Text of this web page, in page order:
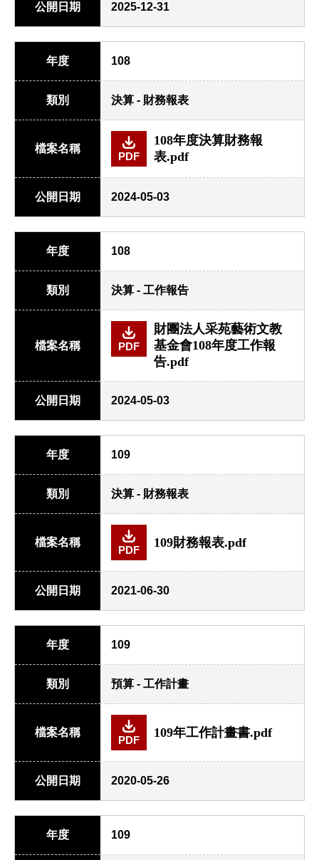
公開日期 2025-12-31
年度 108
類別 決算 - 財務報表
檔案名稱
PDF
108年度決算財務報
表.pdf
公開日期 2024-05-03
年度 108
類別 決算 - 工作報告
檔案名稱 PDF
財團法人采苑藝術文教
基金會108年度工作報
告.pdf
公開日期 2024-05-03
年度 109
類別 決算 - 財務報表
檔案名稱
PDF
109財務報表.pdf
公開日期 2021-06-30
年度 109
類別 預算 - 工作計畫
檔案名稱
PDF
109年工作計畫書.pdf
公開日期 2020-05-26
年度 109